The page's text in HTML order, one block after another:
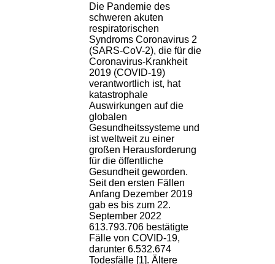
Die Pandemie des
schweren akuten
respiratorischen
Syndroms Coronavirus 2
(SARS-CoV-2), die für die
Coronavirus-Krankheit
2019 (COVID-19)
verantwortlich ist, hat
katastrophale
Auswirkungen auf die
globalen
Gesundheitssysteme und
ist weltweit zu einer
großen Herausforderung
für die öffentliche
Gesundheit geworden.
Seit den ersten Fällen
Anfang Dezember 2019
gab es bis zum 22.
September 2022
613.793.706 bestätigte
Fälle von COVID-19,
darunter 6.532.674
Todesfälle [1]. Ältere